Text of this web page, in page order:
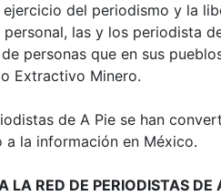
del periodismo y la
las y los periodista
personas que en sus
Extractivo Minero.
de A Pie se han
la información en México.
LA RED DE PERIODISTAS DE